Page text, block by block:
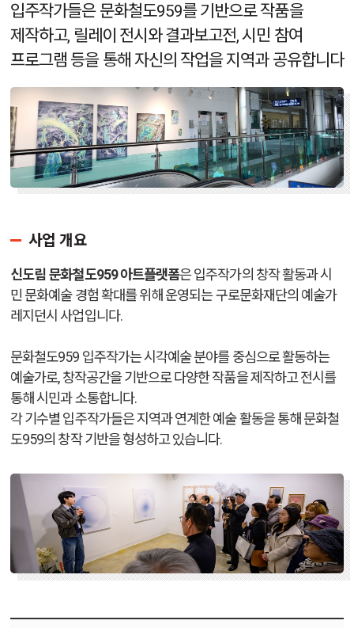
입주작가들은 문화철도959를 기반으로 작품을
제작하고, 릴레이 전시와 결과보고전, 시민 참여
프로그램 등을 통해 자신의 작업을 지역과 공유합니다
사업 개요
신도림 문화철도959 아트플랫폼은입주작가의 창작 활동과 시
민 문화예술 경험 확대를 위해 운영되는구로문화재단의 예술가
레지던시 사업입니다.
문화철도959 입주작가는 시각예술 분야를 중심으로 활동하는
예술가로, 창작공간을 기반으로 다양한 작품을 제작하고 전시를
통해 시민과 소통합니다.
각 기수별 입주작가들은 지역과 연계한 예술 활동을 통해 문화철
도959의 창작 기반을 형성하고 있습니다.